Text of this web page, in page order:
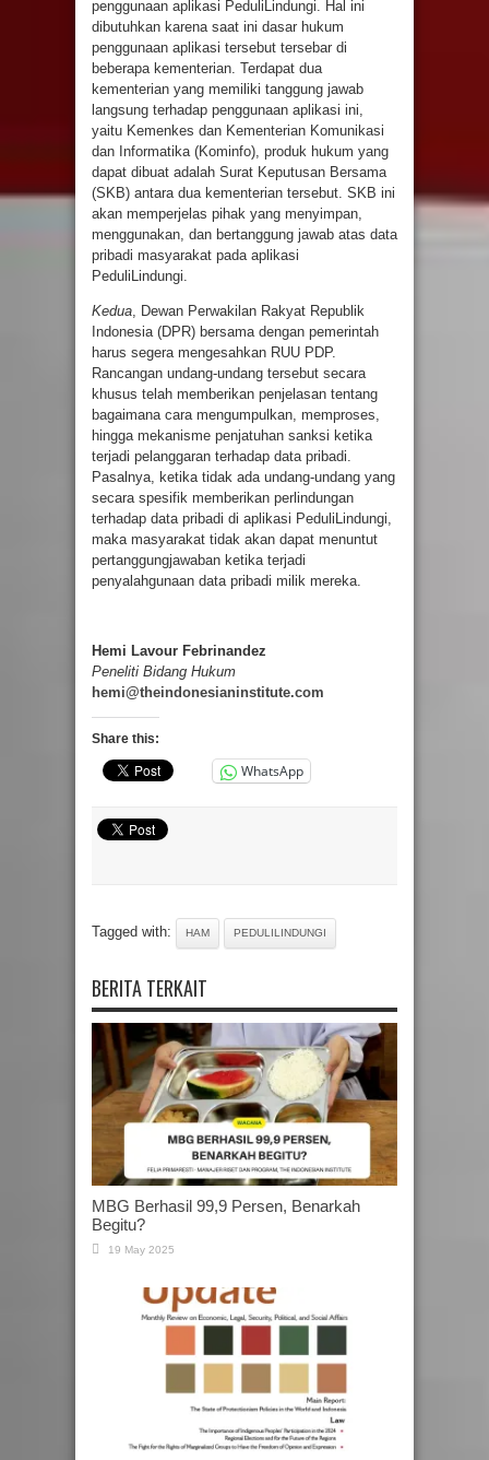
penggunaan aplikasi PeduliLindungi. Hal ini
dibutuhkan karena saat ini dasar hukum
penggunaan aplikasi tersebut tersebar di
beberapa kementerian. Terdapat dua
kementerian yang memiliki tanggung jawab
langsung terhadap penggunaan aplikasi ini,
yaitu Kemenkes dan Kementerian Komunikasi
dan Informatika (Kominfo), produk hukum yang
dapat dibuat adalah Surat Keputusan Bersama
(SKB) antara dua kementerian tersebut. SKB ini
akan memperjelas pihak yang menyimpan,
menggunakan, dan bertanggung jawab atas data
pribadi masyarakat pada aplikasi
PeduliLindungi.
Kedua, Dewan Perwakilan Rakyat Republik
Indonesia (DPR) bersama dengan pemerintah
harus segera mengesahkan RUU PDP.
Rancangan undang-undang tersebut secara
khusus telah memberikan penjelasan tentang
bagaimana cara mengumpulkan, memproses,
hingga mekanisme penjatuhan sanksi ketika
terjadi pelanggaran terhadap data pribadi.
Pasalnya, ketika tidak ada undang-undang yang
secara spesifik memberikan perlindungan
terhadap data pribadi di aplikasi PeduliLindungi,
maka masyarakat tidak akan dapat menuntut
pertanggungjawaban ketika terjadi
penyalahgunaan data pribadi milik mereka.
Hemi Lavour Febrinandez
Peneliti Bidang Hukum
hemi@theindonesianinstitute.com
Share this:
WhatsApp
Tagged with: HAM PEDULILINDUNGI
BERITA TERKAIT
MBG Berhasil 99,9 Persen, Benarkah
Begitu?
19 May 2025